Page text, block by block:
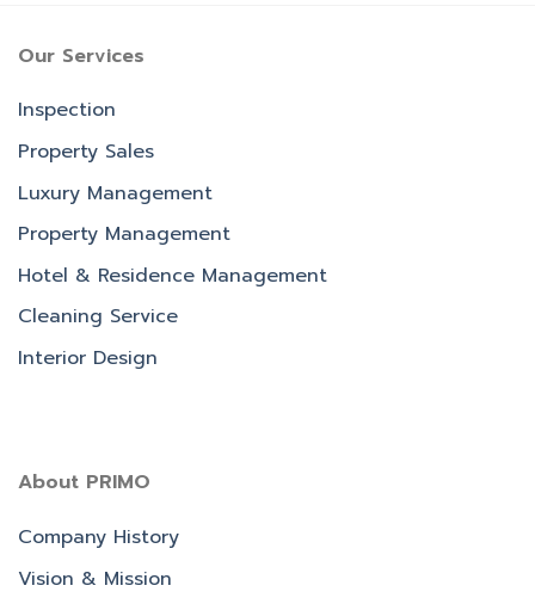
Our Services
Inspection
Property Sales
Luxury Management
Property Management
Hotel & Residence Management
Cleaning Service
Interior Design
About PRIMO
Company History
Vision & Mission